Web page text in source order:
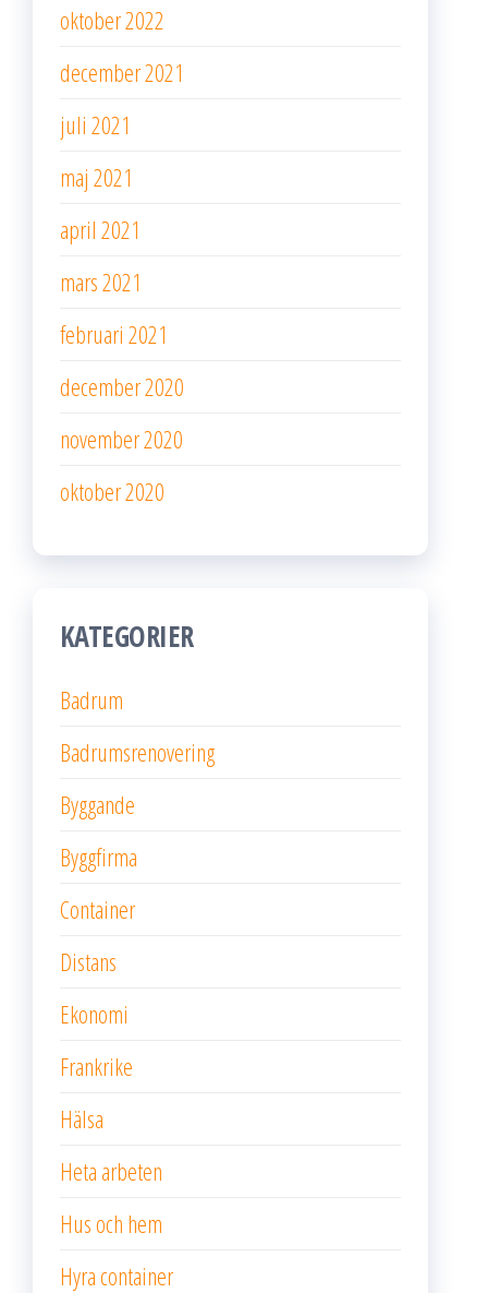
oktober 2022
december 2021
juli 2021
maj 2021
april 2021
mars 2021
februari 2021
december 2020
november 2020
oktober 2020
KATEGORIER
Badrum
Badrumsrenovering
Byggande
Byggfirma
Container
Distans
Ekonomi
Frankrike
Hälsa
Heta arbeten
Hus och hem
Hyra container